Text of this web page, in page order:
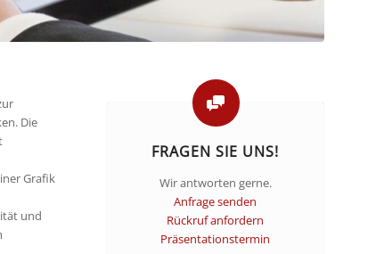
Die
Grafik
und
FRAGEN SIE UNS!
Wir antworten gerne.
Anfrage senden
Rückruf anfordern
Präsentationstermin